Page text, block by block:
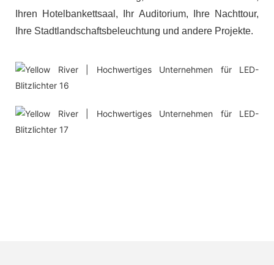
Ihren Hotelbankettsaal, Ihr Auditorium, Ihre Nachttour,
Ihre Stadtlandschaftsbeleuchtung und andere Projekte.